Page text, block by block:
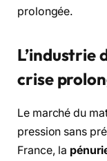
prolongée.
L’industrie
crise
Le marché du
pression sans
France, la